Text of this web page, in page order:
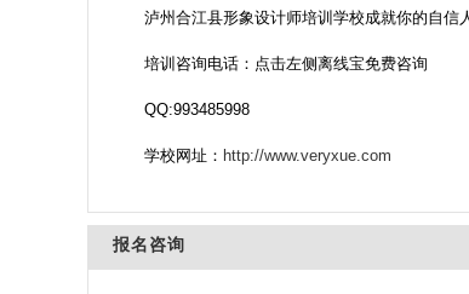
泸州合江县形象设计师培训学校成就你的自
培训咨询电话：点击左侧离线宝免费咨询
QQ:993485998
学校网址： http://www.veryxue.com
报名咨询